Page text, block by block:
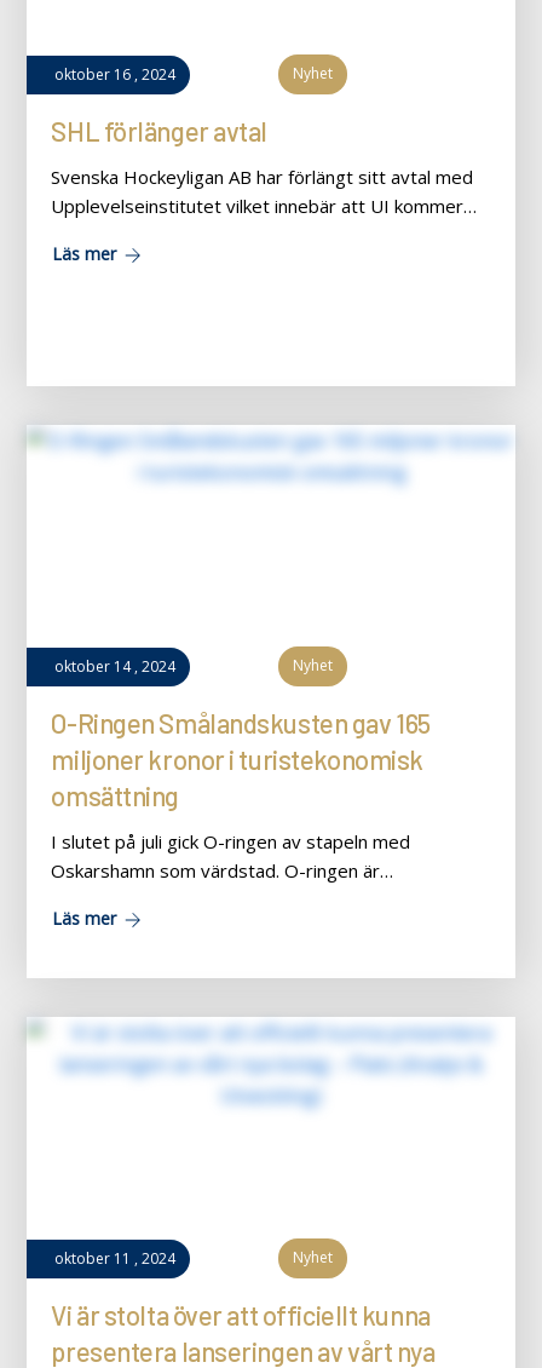
oktober 16 ,2024 Nyhet
SHL förlänger avtal
Svenska Hockeyligan AB har förlängt sitt avtal med
Upplevelseinstitutet vilket innebär att UI kommer…
Läs mer
oktober 14,2024 Nyhet
O-Ringen Smålandskusten gav 165
miljoner kronor i turistekonomisk
omsättning
I slutet på juli gick O-ringen av stapeln med
Oskarshamn som värdstad. O-ringen är…
Läs mer
oktober 11 ,2024 Nyhet
Vi är stolta över att officiellt kunna
presentera lanseringen av vårt nya